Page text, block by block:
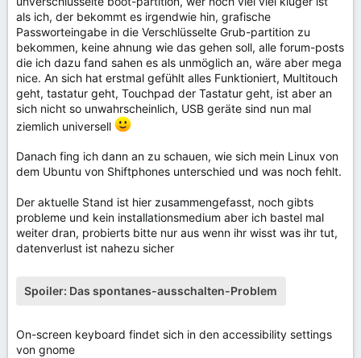
als ich, der bekommt es irgendwie hin, grafische
Passworteingabe in die Verschlüsselte Grub-partition zu
bekommen, keine ahnung wie das gehen soll, alle forum-posts
die ich dazu fand sahen es als unmöglich an, wäre aber mega
nice. An sich hat erstmal gefühlt alles Funktioniert, Multitouch
geht, tastatur geht, Touchpad der Tastatur geht, ist aber an
sich nicht so unwahrscheinlich, USB geräte sind nun mal
ziemlich universell
Danach fing ich dann an zu schauen, wie sich mein Linux von
dem Ubuntu von Shiftphones unterschied und was noch fehlt.
Der aktuelle Stand ist hier zusammengefasst, noch gibts
probleme und kein installationsmedium aber ich bastel mal
weiter dran, probierts bitte nur aus wenn ihr wisst was ihr tut,
datenverlust ist nahezu sicher
Spoiler: Das spontanes-ausschalten-Problem
On-screen keyboard findet sich in den accessibility settings
von gnome